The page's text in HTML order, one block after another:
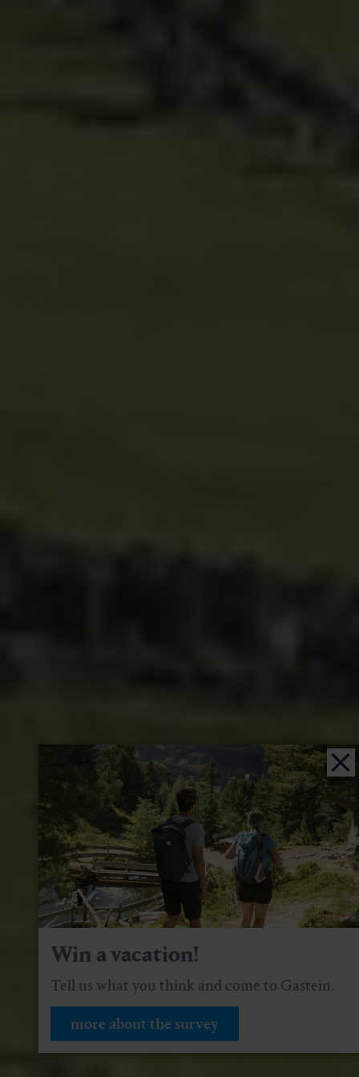
Win a vacation!
Tell us what you think and come to Gastein.
more about the survey